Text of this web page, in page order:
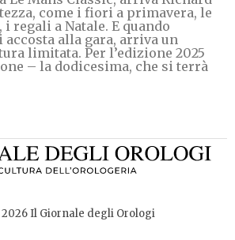
come i fiori a primavera, le
i regali a Natale. E quando
alla gara, arriva un
limitata. Per l’edizione 2025
– la dodicesima, che si terrà
2026Il Giornale degli Orologi